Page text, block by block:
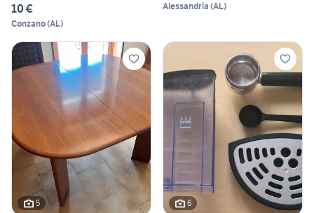
10 €
Conzano(AL)
Alessandria (AL)
5 6